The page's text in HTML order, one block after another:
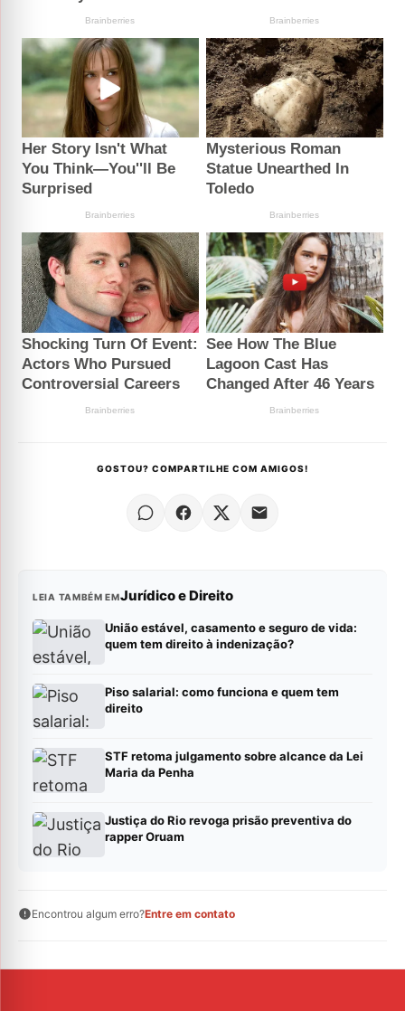
GOSTOU? COMPARTILHE COM AMIGOS!
LEIA TAMBÉM EMJurídico e Direito
União estável, casamento e seguro de vida:
quem tem direito à indenização?
Piso salarial: como funciona e quem tem
direito
STF retoma julgamento sobre alcance da Lei
Maria da Penha
Justiça do Rio revoga prisão preventiva do
rapper Oruam
Encontrou algum erro?Entre em contato